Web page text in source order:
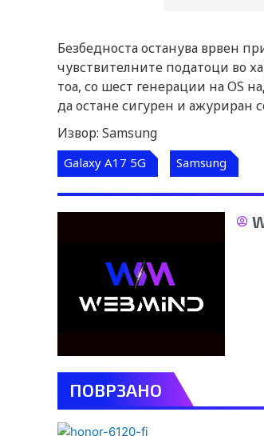
Безбедноста останува врвен
чувствителните податоци во
тоа, со шест генерации на OS
да остане сигурен и ажуриран
Извор: Samsung
Galaxy A17 5G Samsung
ПОВРЗАНО